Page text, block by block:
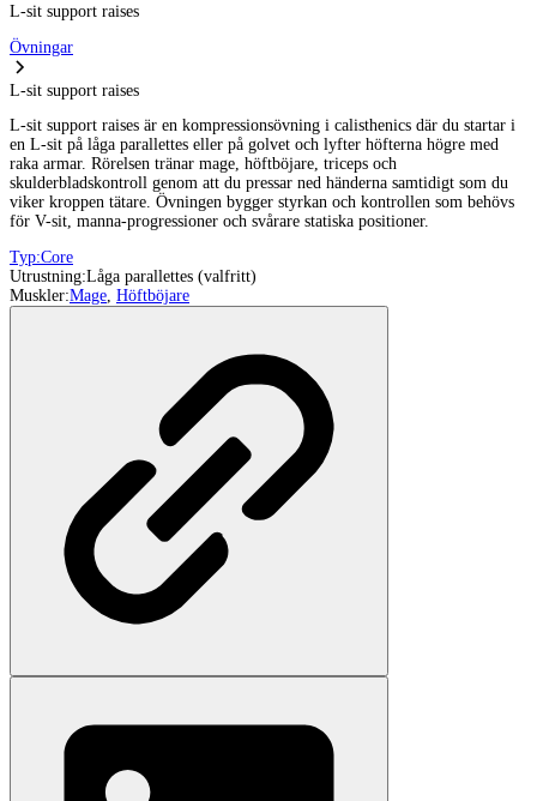
L-sit support raises
Övningar
L-sit support raises
L-sit support raises är en kompressionsövning i calisthenics där du startar i
en L-sit på låga parallettes eller på golvet och lyfter höfterna högre med
raka armar. Rörelsen tränar mage, höftböjare, triceps och
skulderbladskontroll genom att du pressar ned händerna samtidigt som du
viker kroppen tätare. Övningen bygger styrkan och kontrollen som behövs
för V-sit, manna-progressioner och svårare statiska positioner.
Typ:Core
Utrustning:Låga parallettes (valfritt)
Muskler:Mage, Höftböjare